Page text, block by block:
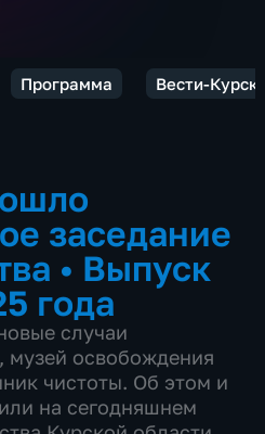
Программа Вести-Курск
заседание
• Выпуск
года
случаи
музей освобождения
чистоты. Об этом и
на сегодняшнем